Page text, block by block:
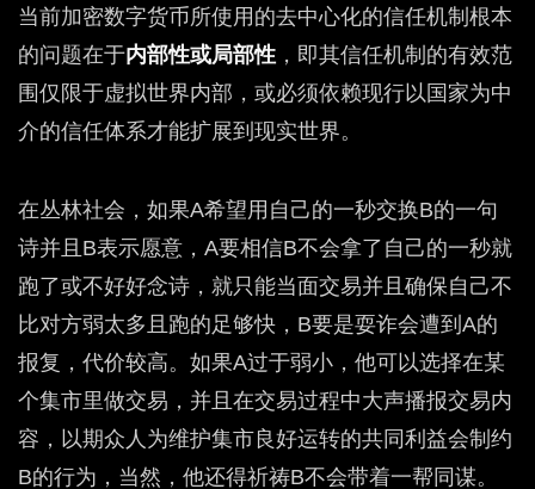
当前加密数字货币所使用的去中心化的信任机制根本
的问题在于内部性或局部性 ，即其信任机制的有效范
围仅限于虚拟世界内部，或必须依赖现行以国家为中
介的信任体系才能扩展到现实世界。
在丛林社会，如果A希望用自己的一秒交换B的一句
诗并且B表示愿意，A要相信B不会拿了自己的一秒就
跑了或不好好念诗，就只能当面交易并且确保自己不
比对方弱太多且跑的足够快，B要是耍诈会遭到A的
报复，代价较高。如果A过于弱小，他可以选择在某
个集市里做交易，并且在交易过程中大声播报交易内
容，以期众人为维护集市良好运转的共同利益会制约
B的行为，当然，他还得祈祷B不会带着一帮同谋。